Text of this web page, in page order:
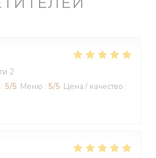
2
: 5/5 Меню : 5/5 Цена / качество :